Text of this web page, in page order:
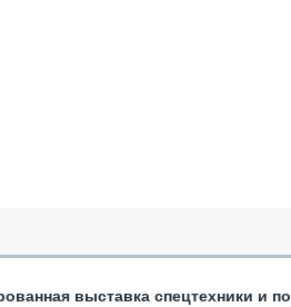
выставка спецтехники и